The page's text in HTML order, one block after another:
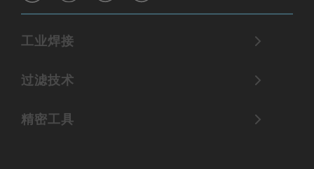
工业焊接
过滤技术
精密工具